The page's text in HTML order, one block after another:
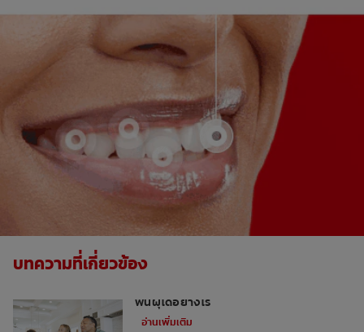
บทความที่เกี่ยวข้อง
ฟันผุได้อย่างไร
อ่านเพิ่มเติม